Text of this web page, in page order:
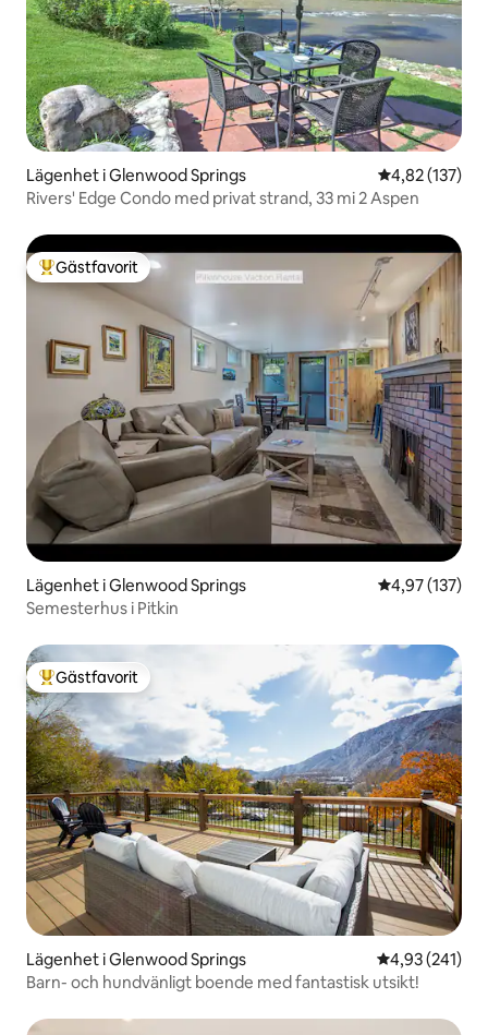
Lägenhet i Glenwood Springs 4,82 av 5 i
4,82 (137)
Rivers' Edge Condo med privat strand, 33 mi 2 Aspen
Populär gästfavorit
Gästfavorit
Lägenhet i Glenwood Springs 4,97 av 5 i
4,97 (137)
Semesterhus i Pitkin
Populär gästfavorit
Gästfavorit
Lägenhet i Glenwood Springs 4,93 av 5 i
4,93 (241)
Barn- och hundvänligt boende med fantastisk utsikt!